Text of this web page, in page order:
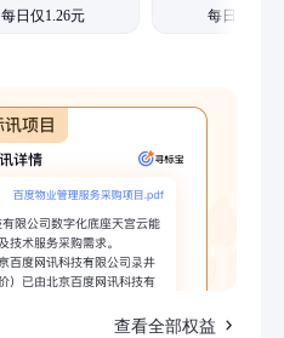
每日仅1.26元 每日仅1.08元
查看全部权益